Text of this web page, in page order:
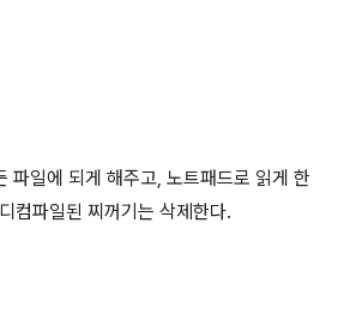
파일에 되게 해주고, 노트패드로 읽게 한
컴파일된 찌꺼기는 삭제한다.